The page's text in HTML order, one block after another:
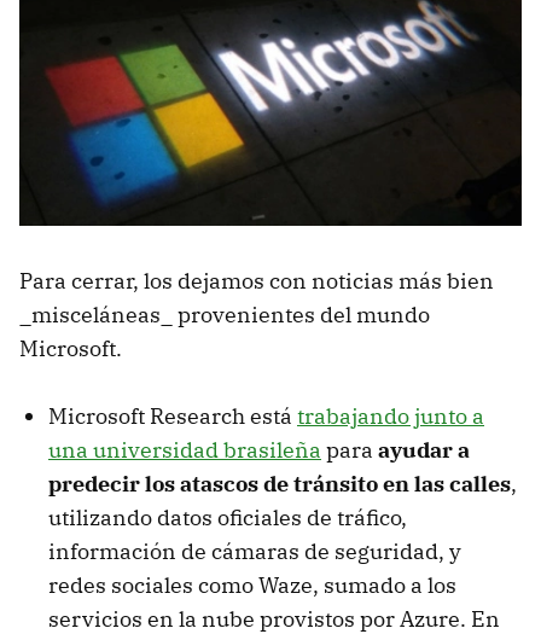
Para cerrar, los dejamos con noticias más bien
_misceláneas_ provenientes del mundo
Microsoft.
Microsoft Research está trabajando junto a
una universidad brasileña para ayudar a
predecir los atascos de tránsito en las calles,
utilizando datos oficiales de tráfico,
información de cámaras de seguridad, y
redes sociales como Waze, sumado a los
servicios en la nube provistos por Azure. En